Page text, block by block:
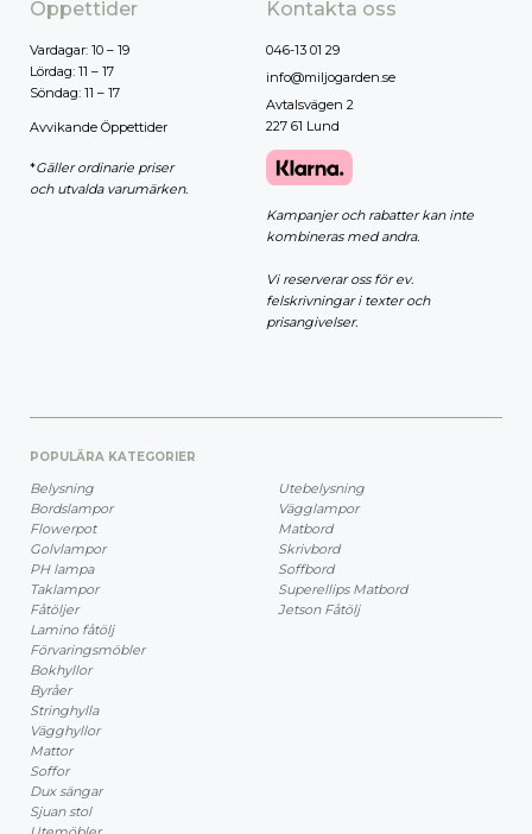
Öppettider
Vardagar: 10 – 19
Lördag: 11 – 17
Söndag: 11 – 17
Avvikande Öppettider
*Gäller ordinarie priser
och utvalda varumärken.
Kontakta oss
046-13 01 29
info@miljogarden.se
Avtalsvägen 2
227 61 Lund
Kampanjer och rabatter kan inte
kombineras med andra.
Vi reserverar oss för ev.
felskrivningar i texter och
prisangivelser.
POPULÄRA KATEGORIER
Belysning
Bordslampor
Flowerpot
Golvlampor
PH lampa
Taklampor
Fåtöljer
Lamino fåtölj
Förvaringsmöbler
Bokhyllor
Byråer
Stringhylla
Vägghyllor
Mattor
Soffor
Dux sängar
Sjuan stol
Utebelysning
Vägglampor
Matbord
Skrivbord
Soffbord
Superellips Matbord
Jetson Fåtölj